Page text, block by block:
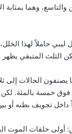
والتاسع، وهما
ليبي حاملاً لهذا
الثلث المتبقي يظهر
يصنفون الحالات
فوق خمسة بالمئة.
داخل تجويف بطنه
أولى حلقات الموت